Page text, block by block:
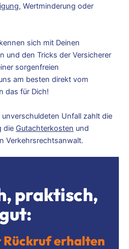
, Wertminderung oder
kennen sich mit Deinen
und den Tricks der Versicherer
sorgenfreien
am besten direkt vom
das für Dich!
unverschuldeten Unfall zahlt die
die Gutachterkosten und
Verkehrsrechtsanwalt.
praktisch,
Rückruf erhalten